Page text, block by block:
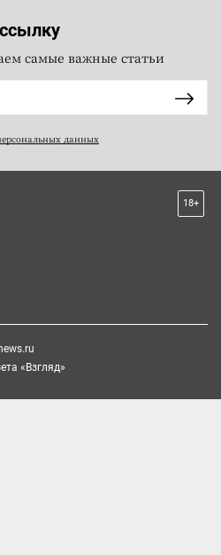
самые важные статьи
данных
18+
«Взгляд»